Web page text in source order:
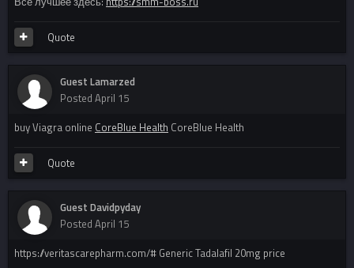
Quote
Guest Lamarzed
Posted April 15
buy Viagra online CoreBlue Health CoreBlue Health
Quote
Guest Davidpyday
Posted April 15
https://veritascarepharm.com/# Generic Tadalafil 20mg price